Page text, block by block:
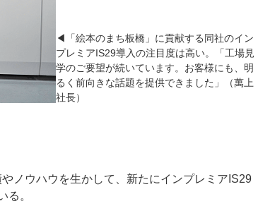
◀「絵本のまち板橋」に貢献する同社のイン
プレミアIS29導入の注目度は高い。「工場見
学のご要望が続いています。お客様にも、明
るく前向きな話題を提供できました」（萬上
社長）
ノウハウを生かして、新たにインプレミアIS29
る。